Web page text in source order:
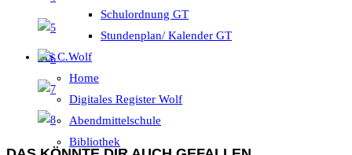
Schulordnung GT
Stundenplan/ Kalender GT
MS C.Wolf
Home
Digitales Register Wolf
Abendmittelschule
Bibliothek